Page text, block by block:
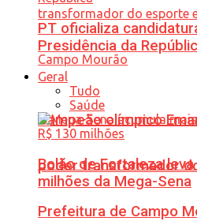
Campeão olímpico
poder transformador
Prefeitura de Campo
PT oficializa
Presidência da
Geral
Tudo
Saúde
Bolão de Fortaleza
milhões da Mega-Sena